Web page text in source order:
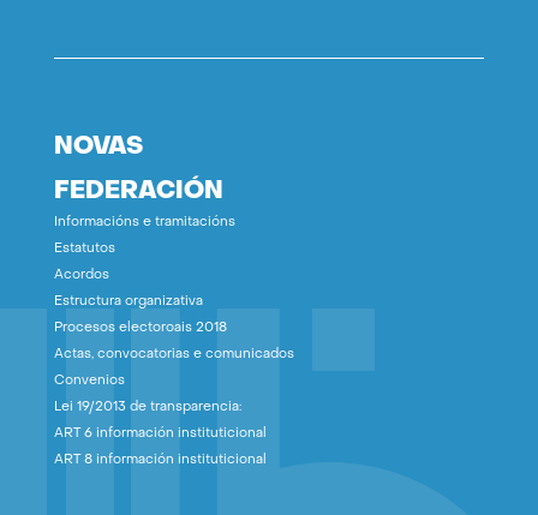
NOVAS
FEDERACIÓN
Informacións e tramitacións
Estatutos
Acordos
Estructura organizativa
Procesos electoroais 2018
Actas, convocatorias e comunicados
Convenios
Lei 19/2013 de transparencia:
ART 6 información instituticional
ART 8 información instituticional